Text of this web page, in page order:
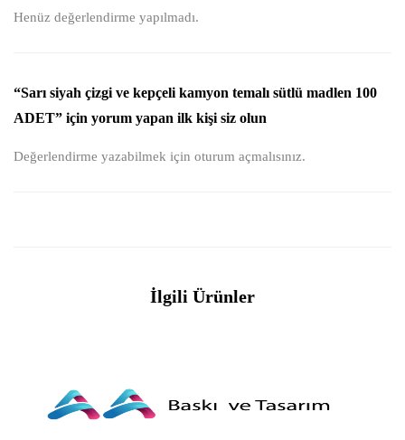
Henüz değerlendirme yapılmadı.
“Sarı siyah çizgi ve kepçeli kamyon temalı sütlü madlen 100
ADET” için yorum yapan ilk kişi siz olun
Değerlendirme yazabilmek için oturum açmalısınız.
İlgili Ürünler